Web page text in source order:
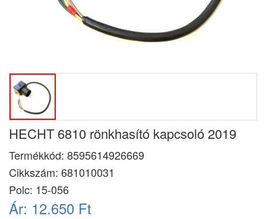
HECHT 6810 rönkhasító kapcsoló 2019
Termékkód: 8595614926669
Cikkszám: 681010031
Polc: 15-056
Ár: 12.650 Ft